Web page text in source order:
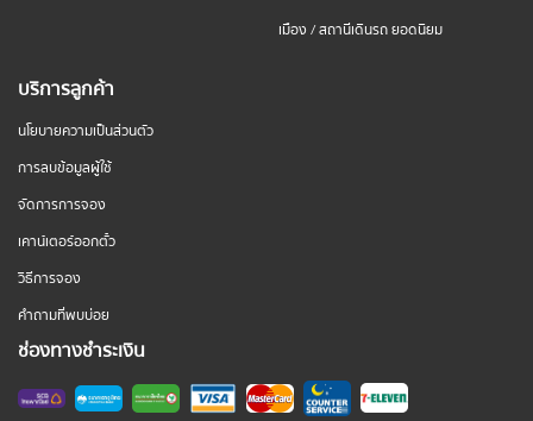
เมือง / สถานีเดินรถ ยอดนิยม
บริการลูกค้า
นโยบายความเป็นส่วนตัว
การลบข้อมูลผู้ใช้
จัดการการจอง
เคาน์เตอร์ออกตั๋ว
วิธีการจอง
คำถามที่พบบ่อย
ช่องทางชำระเงิน